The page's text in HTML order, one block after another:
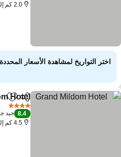
2.0 كم إلى وسط المدينة
اختر التواريخ لمشاهدة الأسعار المحددة
مشاركة
Hotel
8.4 جيد جدًا
4.5 كم إلى وسط المدينة